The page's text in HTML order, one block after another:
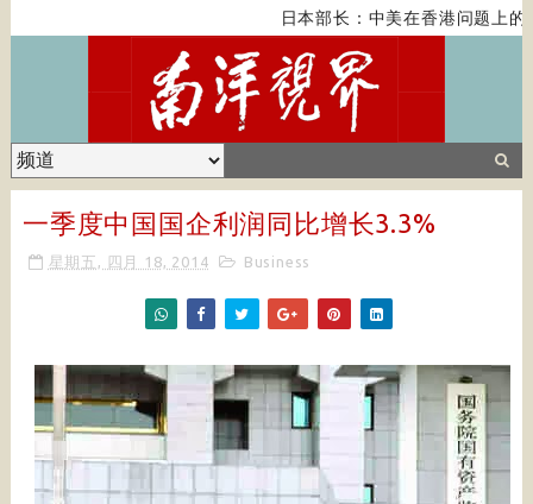
日本部长：中美在香港问题上的
一季度中国国企利润同比增长3.3%
星期五, 四月 18, 2014 Business